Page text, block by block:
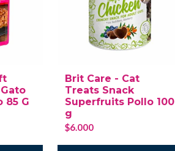
85 G
Brit Care - Cat
Treats Snack
Superfruits Pollo 100
g
$6.000